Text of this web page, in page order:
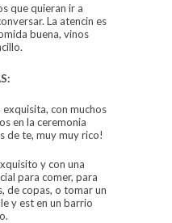
que quieran ir a
La atencin es
buena, vinos
con muchos
en la ceremonia
de te, muy muy rico!
y con una
para comer, para
de copas, o tomar un
y est en un barrio